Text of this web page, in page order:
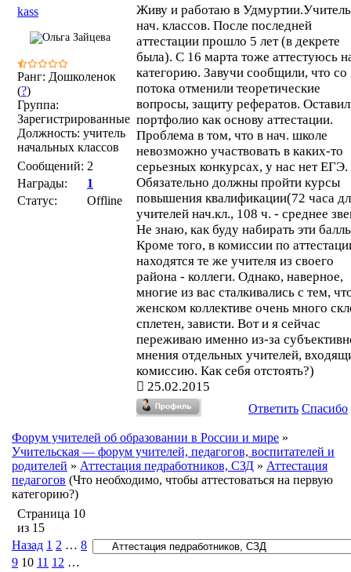
kass
Ранг: Дошколенок
(?)
Группа:
Зарегистрированные
Должность: учитель
начальных классов
Сообщений: 2
Награды:
1
Статус:
Offline
Живу и работаю в Удмуртии.Учитель
нач. классов. После последней
аттестации прошло 5 лет (в декрете
была). С 16 марта тоже аттестуюсь
категорию. Завучи сообщили, что со
потока отменили теоретические
вопросы, защиту рефератов.
портфолио как основу аттестации.
Проблема в том, что в нач. школе
невозможно участвовать в каких-то
серьезных конкурсах, у нас нет ЕГЭ.
Обязательно должны пройти курсы
повышения квалификации(72 часа
учителей нач.кл., 108 ч. - среднее
Не знаю, как буду набирать эти
Кроме того, в комиссии по
находятся те же учителя из своего
района - коллеги. Однако, наверное,
многие из вас сталкивались с тем,
женском коллективе очень много
сплетен, зависти. Вот и я сейчас
переживаю именно из-за
мнения отдельных учителей,
комиссию. Как себя отстоять?)
25.02.2015
Ответить Спасибо
Форум учителей об образовании в России и мире »
Учительская — форум учителей, педагогов, воспитателей и
родителей » Аттестация педработников, СЗД » Аттестация
педагогов (Что необходимо, чтобы аттестоваться на первую
категорию?)
Страница 10
из 15
Назад 1 2 … 8
9 10 11 12 …